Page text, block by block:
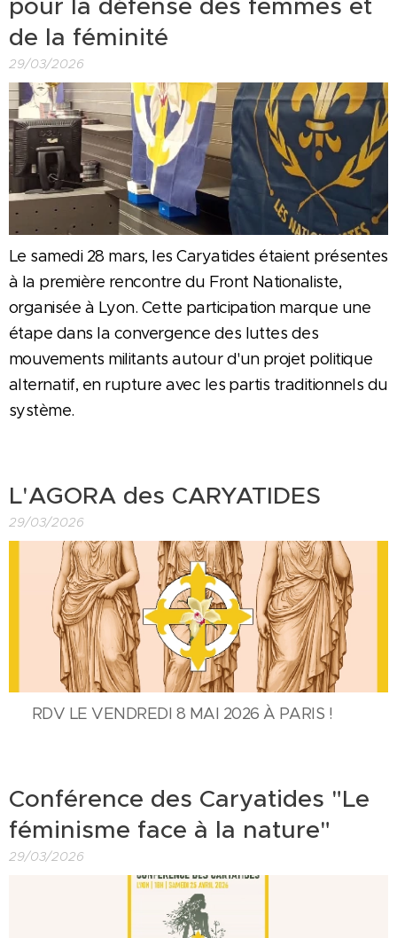
pour la défense des femmes et
de la féminité
29/03/2026
Le samedi 28 mars, les Caryatides étaient présentes
à la première rencontre du Front Nationaliste,
organisée à Lyon. Cette participation marque une
étape dans la convergence des luttes des
mouvements militants autour d'un projet politique
alternatif, en rupture avec les partis traditionnels du
système.
L'AGORA des CARYATIDES
29/03/2026
🙋🏼‍♀️ RDV LE VENDREDI 8 MAI 2026 À PARIS !
Conférence des Caryatides "Le
féminisme face à la nature"
29/03/2026